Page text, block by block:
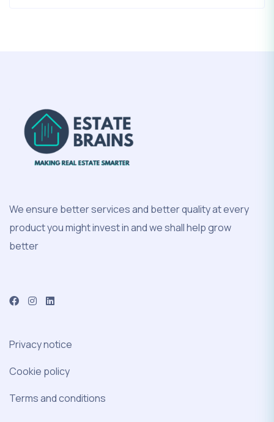
We ensure better services and better quality at every
product you might invest in and we shall help grow
better
Privacy notice
Cookie policy
Terms and conditions